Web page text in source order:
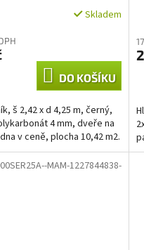
Skladem
DO KOŠÍKU
š 2,42 x d 4,25 m, černý,
4 mm, dveře na
v ceně, plocha 10,42 m2.
MAM-1227844838-